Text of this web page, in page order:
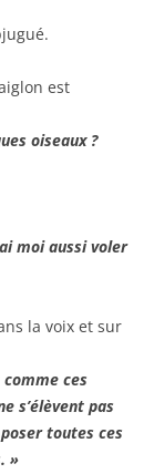
est
oiseaux ?
moi aussi voler
la voix et sur
ces
s’élèvent pas
toutes ces
»